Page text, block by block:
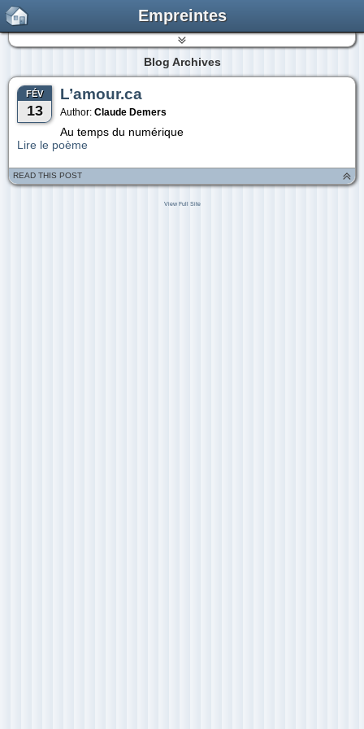
Empreintes
Blog Archives
FÉV
13
L’amour.ca
Author: Claude Demers
Au temps du numérique
Lire le poème
READ THIS POST
View Full Site